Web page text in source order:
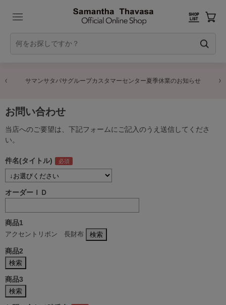
サマンサタバサグループカスタマーセンター夏季休業のお知らせ
お問い合わせ
当店へのご要望は、下記フォームにご記入のうえ送信してくださ
い。
件名(タイトル)
オーダーＩＤ
商品1
アクセントリボン 長財布
商品2
商品3